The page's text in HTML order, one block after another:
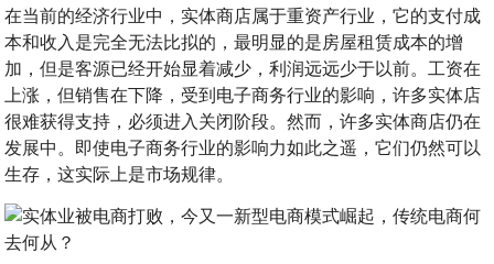
在当前的经济行业中，实体商店属于重资产行业，它的支付成
本和收入是完全无法比拟的，最明显的是房屋租赁成本的增
加，但是客源已经开始显着减少，利润远远少于以前。工资在
上涨，但销售在下降，受到电子商务行业的影响，许多实体店
很难获得支持，必须进入关闭阶段。然而，许多实体商店仍在
发展中。即使电子商务行业的影响力如此之遥，它们仍然可以
生存，这实际上是市场规律。